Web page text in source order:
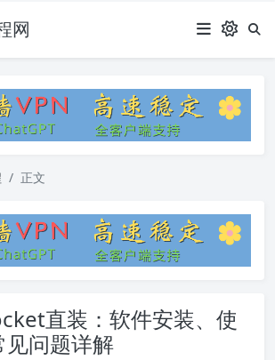
网
正文
直装：软件安装、使
见问题详解